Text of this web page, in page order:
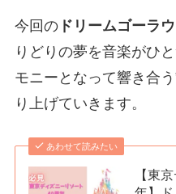
今回のドリームゴーラ
りどりの夢を音楽がひ
モニーとなって響き合
り上げていきます。
あわせて読みたい
【東